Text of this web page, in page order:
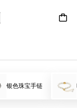
银色珠宝手链